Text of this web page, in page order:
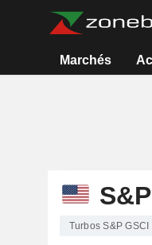
Marchés
Turbos S&P